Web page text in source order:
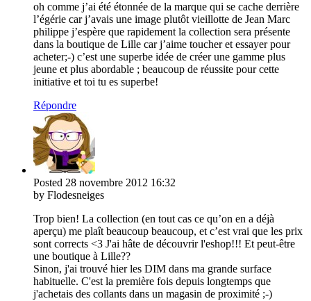
oh comme j’ai été étonnée de la marque qui se cache derrière
l’égérie car j’avais une image plutôt vieillotte de Jean Marc
philippe j’espère que rapidement la collection sera présente
dans la boutique de Lille car j’aime toucher et essayer pour
acheter;-) c’est une superbe idée de créer une gamme plus
jeune et plus abordable ; beaucoup de réussite pour cette
initiative et toi tu es superbe!
Répondre
Posted 28 novembre 2012 16:32
by Flodesneiges
Trop bien! La collection (en tout cas ce qu’on en a déjà
aperçu) me plaît beaucoup beaucoup, et c’est vrai que les prix
sont corrects <3 J'ai hâte de découvrir l'eshop!!! Et peut-être
une boutique à Lille??
Sinon, j'ai trouvé hier les DIM dans ma grande surface
habituelle. C'est la première fois depuis longtemps que
j'achetais des collants dans un magasin de proximité ;-)